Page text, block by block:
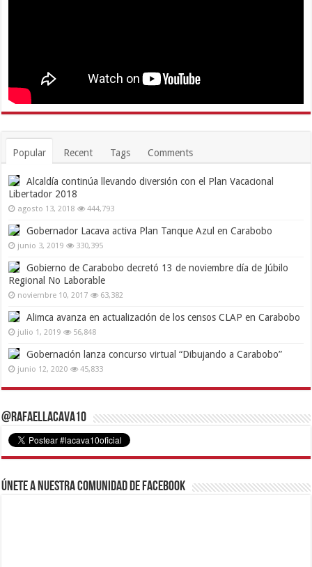
Popular Recent Tags Comments
Alcaldía continúa llevando diversión con el Plan Vacacional
Libertador 2018
agosto 13, 2018 444,793
Gobernador Lacava activa Plan Tanque Azul en Carabobo
junio 3, 2019 330,395
Gobierno de Carabobo decretó 13 de noviembre día de Júbilo
Regional No Laborable
noviembre 10, 2017 63,382
Alimca avanza en actualización de los censos CLAP en Carabobo
julio 1, 2019 56,848
Gobernación lanza concurso virtual “Dibujando a Carabobo”
junio 12, 2020 45,833
@RafaelLacava10
Únete a nuestra comunidad de Facebook